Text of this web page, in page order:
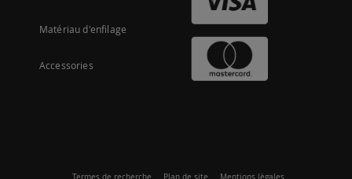
Matériau d'enfilage
Accessories